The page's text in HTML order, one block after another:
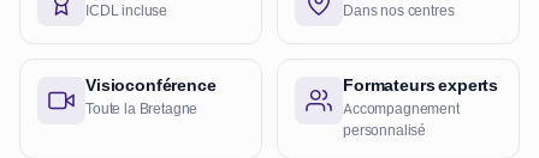
ICDL incluse Dans nos centres
Visioconférence
Toute la Bretagne
Formateurs experts
Accompagnement
personnalisé